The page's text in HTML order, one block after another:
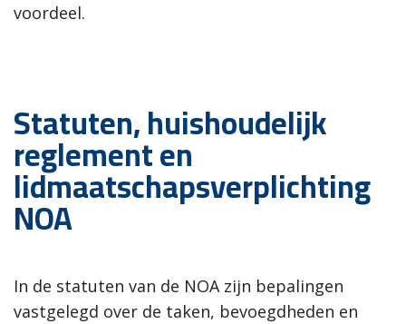
voordeel.
Statuten, huishoudelijk
reglement en
lidmaatschapsverplichting
NOA
In de statuten van de NOA zijn bepalingen
vastgelegd over de taken, bevoegdheden en